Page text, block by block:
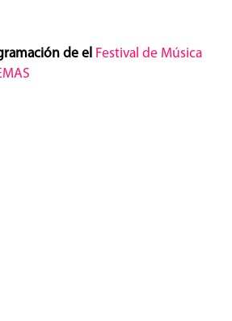
de el Festival de Música